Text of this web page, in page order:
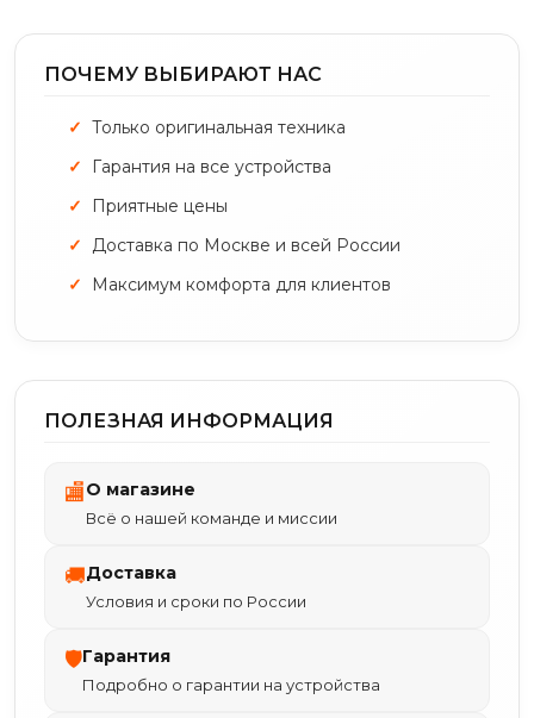
ПОЧЕМУ ВЫБИРАЮТ НАС
Только оригинальная техника
Гарантия на все устройства
Приятные цены
Доставка по Москве и всей России
Максимум комфорта для клиентов
ПОЛЕЗНАЯ ИНФОРМАЦИЯ
🏬О магазине
Всё о нашей команде и миссии
🚚Доставка
Условия и сроки по России
🛡Гарантия
Подробно о гарантии на устройства